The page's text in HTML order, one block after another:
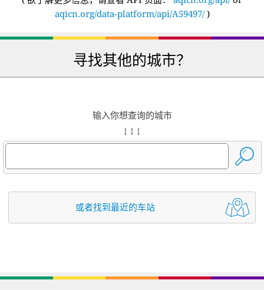
aqicn.org/data-platform/api/A59497/)
寻找其他的城市？
输入你想查询的城市
↓ ↓ ↓
或者找到最近的车站